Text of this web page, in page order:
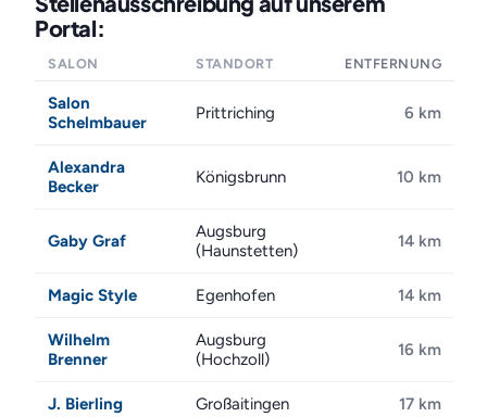
Portal:
SALON STANDORT ENTFERNUNG
Salon
Schelmbauer
Prittriching 6 km
Alexandra
Becker
Königsbrunn 10 km
Gaby Graf
Augsburg
(Haunstetten)
14 km
Magic Style Egenhofen 14 km
Wilhelm
Brenner
Augsburg
(Hochzoll)
16 km
J. Bierling Großaitingen 17 km